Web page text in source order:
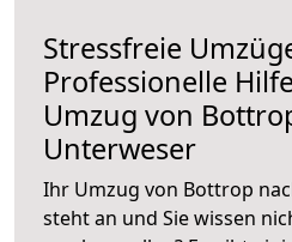
Stressfreie
Professionelle
Umzug von
Unterweser
Ihr Umzug von Bottrop
steht an und Sie wissen